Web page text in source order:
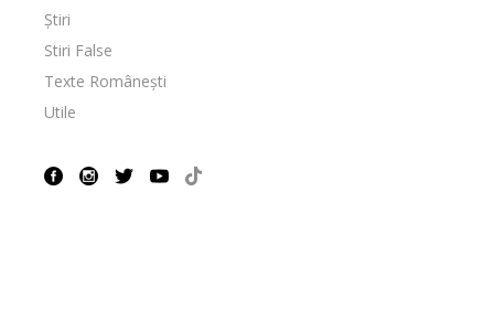
Știri
Stiri False
Texte Românești
Utile